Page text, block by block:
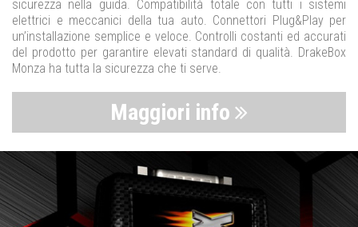
sicurezza nella guida. Compatibilità totale con tutti i sistemi
elettrici e meccanici della tua auto. Connettori Plug&Play per
un’installazione semplice e veloce. Controlli costanti ed accurati
del prodotto per garantire elevati standard di qualità. DrakeBox
Monza ha tutta la sicurezza che ti serve.
Maggiori info